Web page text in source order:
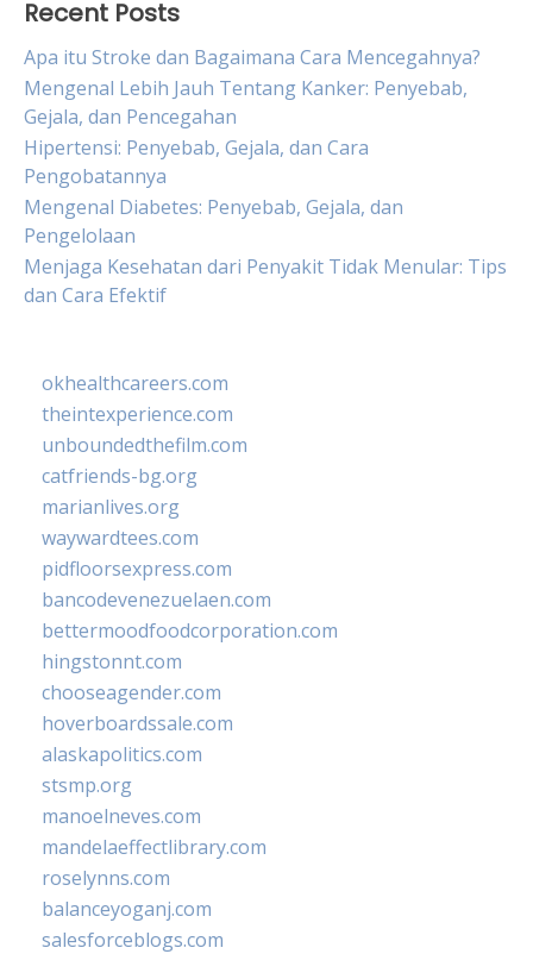
Recent Posts
Apa itu Stroke dan Bagaimana Cara Mencegahnya?
Mengenal Lebih Jauh Tentang Kanker: Penyebab,
Gejala, dan Pencegahan
Hipertensi: Penyebab, Gejala, dan Cara
Pengobatannya
Mengenal Diabetes: Penyebab, Gejala, dan
Pengelolaan
Menjaga Kesehatan dari Penyakit Tidak Menular: Tips
dan Cara Efektif
okhealthcareers.com
theintexperience.com
unboundedthefilm.com
catfriends-bg.org
marianlives.org
waywardtees.com
pidfloorsexpress.com
bancodevenezuelaen.com
bettermoodfoodcorporation.com
hingstonnt.com
chooseagender.com
hoverboardssale.com
alaskapolitics.com
stsmp.org
manoelneves.com
mandelaeffectlibrary.com
roselynns.com
balanceyoganj.com
salesforceblogs.com